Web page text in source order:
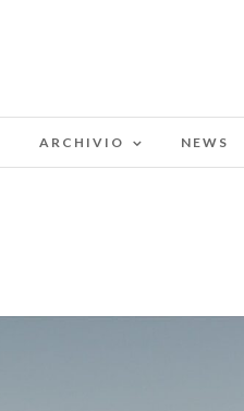
ARCHIVIO NEWS